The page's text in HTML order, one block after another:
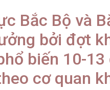
Bắc Bộ và
bởi đợt
biến 10-
cơ quan